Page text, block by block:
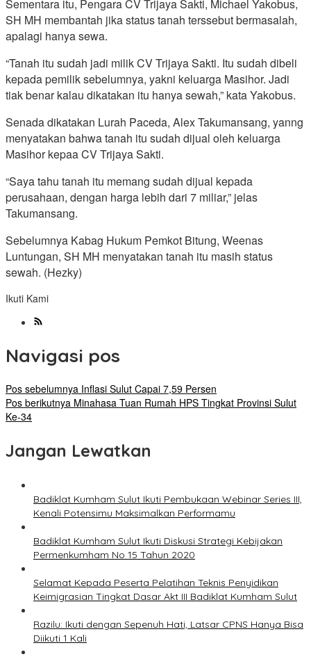
Sementara itu, Pengara CV Trijaya Sakti, Michael Yakobus,
SH MH membantah jika status tanah terssebut bermasalah,
apalagi hanya sewa.
“Tanah itu sudah jadi milik CV Trijaya Sakti. Itu sudah dibeli
kepada pemilik sebelumnya, yakni keluarga Masihor. Jadi
tiak benar kalau dikatakan itu hanya sewah,” kata Yakobus.
Senada dikatakan Lurah Paceda, Alex Takumansang, yanng
menyatakan bahwa tanah itu sudah dijual oleh keluarga
Masihor kepaa CV Trijaya Sakti.
“Saya tahu tanah itu memang sudah dijual kepada
perusahaan, dengan harga lebih dari 7 miliar,” jelas
Takumansang.
Sebelumnya Kabag Hukum Pemkot Bitung, Weenas
Luntungan, SH MH menyatakan tanah itu masih status
sewah. (Hezky)
Ikuti Kami
Navigasi pos
Pos sebelumnya Inflasi Sulut Capai 7,59 Persen
Pos berikutnya Minahasa Tuan Rumah HPS Tingkat Provinsi Sulut
Ke-34
Jangan Lewatkan
Badiklat Kumham Sulut Ikuti Pembukaan Webinar Series III,
Kenali Potensimu Maksimalkan Performamu
Badiklat Kumham Sulut Ikuti Diskusi Strategi Kebijakan
Permenkumham No 15 Tahun 2020
Selamat Kepada Peserta Pelatihan Teknis Penyidikan
Keimigrasian Tingkat Dasar Akt III Badiklat Kumham Sulut
Razilu: Ikuti dengan Sepenuh Hati, Latsar CPNS Hanya Bisa
Diikuti 1 Kali